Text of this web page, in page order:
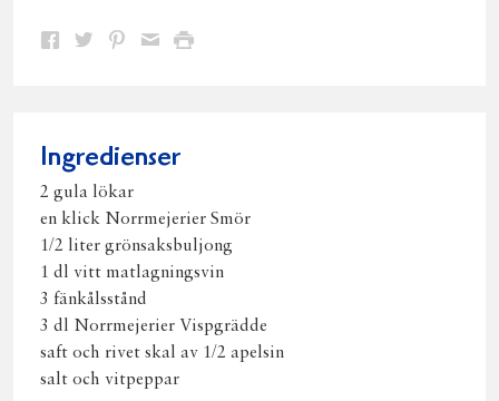
Dela Dela Dela DelaSkriv
Ingredienser
2 gula lökar
en klick Norrmejerier Smör
1/2 liter grönsaksbuljong
1 dl vitt matlagningsvin
3 fänkålsstånd
3 dl Norrmejerier Vispgrädde
saft och rivet skal av 1/2 apelsin
salt och vitpeppar